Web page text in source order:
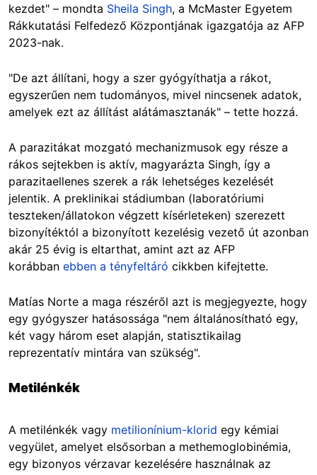
kezdet" – mondta Sheila Singh, a McMaster Egyetem
Rákkutatási Felfedező Központjának igazgatója az AFP
2023-nak.
"De azt állítani, hogy a szer gyógyíthatja a rákot,
egyszerűen nem tudományos, mivel nincsenek adatok,
amelyek ezt az állítást alátámasztanák" – tette hozzá.
A parazitákat mozgató mechanizmusok egy része a
rákos sejtekben is aktív, magyarázta Singh, így a
parazitaellenes szerek a rák lehetséges kezelését
jelentik. A preklinikai stádiumban (laboratóriumi
teszteken/állatokon végzett kísérleteken) szerezett
bizonyítéktól a bizonyított kezelésig vezető út azonban
akár 25 évig is eltarthat, amint azt az AFP
korábban ebben a tényfeltáró cikkben kifejtette.
Matías Norte a maga részéről azt is megjegyezte, hogy
egy gyógyszer hatásossága "nem általánosítható egy,
két vagy három eset alapján, statisztikailag
reprezentatív mintára van szükség".
Metilénkék
A metilénkék vagy metilionínium-klorid egy kémiai
vegyület, amelyet elsősorban a methemoglobinémia,
egy bizonyos vérzavar kezelésére használnak az